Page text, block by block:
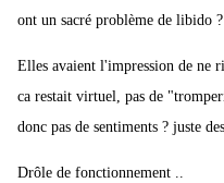
ont un sacré problème de libido ?
Elles avaient l'impression de ne
ca restait virtuel, pas de
donc pas de sentiments ? juste
Drôle de fonctionnement ..